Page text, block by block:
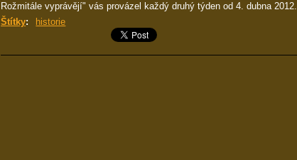
Rožmitále vyprávějí" vás provázel každý druhý týden od 4. dubna 2012.
Štítky: historie